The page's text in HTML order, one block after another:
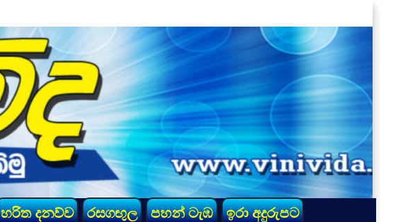
හරිත දනව්ව රසගඟුල පහන් ටැඹ
ඉරා අදුරුපට